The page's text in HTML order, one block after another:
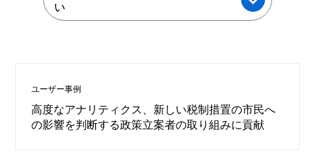
い
ユーザー事例
高度なアナリティクス、新しい税制措置の市民へ
の影響を判断する政策立案者の取り組みに貢献